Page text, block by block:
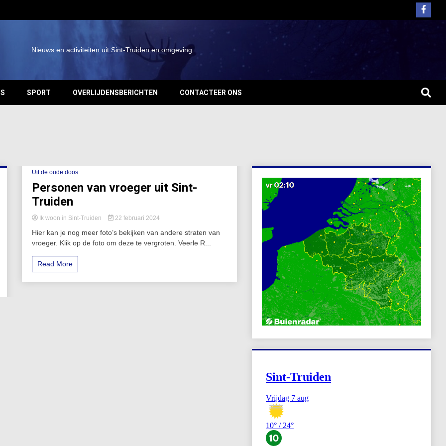
Nieuws en activiteiten uit Sint-Truiden en omgeving
SPORT OVERLIJDENSBERICHTEN CONTACTEER ONS
Uit de oude doos
Personen van vroeger uit Sint-
Truiden
Ik woon in Sint-Truiden 22 februari 2024
Hier kan je nog meer foto’s bekijken van andere straten van
vroeger. Klik op de foto om deze te vergroten. Veerle R...
Read More